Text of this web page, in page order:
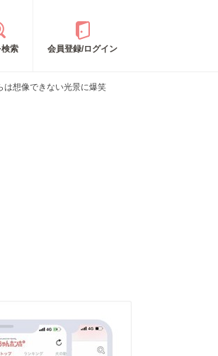
索 会員登録/ログイン
想像できない光景に爆笑